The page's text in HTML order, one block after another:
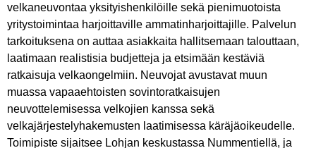
velkaneuvontaa yksityishenkilöille sekä pienimuotoista
yritystoimintaa harjoittaville ammatinharjoittajille. Palvelun
tarkoituksena on auttaa asiakkaita hallitsemaan talouttaan,
laatimaan realistisia budjetteja ja etsimään kestäviä
ratkaisuja velkaongelmiin. Neuvojat avustavat muun
muassa vapaaehtoisten sovintoratkaisujen
neuvottelemisessa velkojien kanssa sekä
velkajärjestelyhakemusten laatimisessa käräjäoikeudelle.
Toimipiste sijaitsee Lohjan keskustassa Nummentiellä, ja